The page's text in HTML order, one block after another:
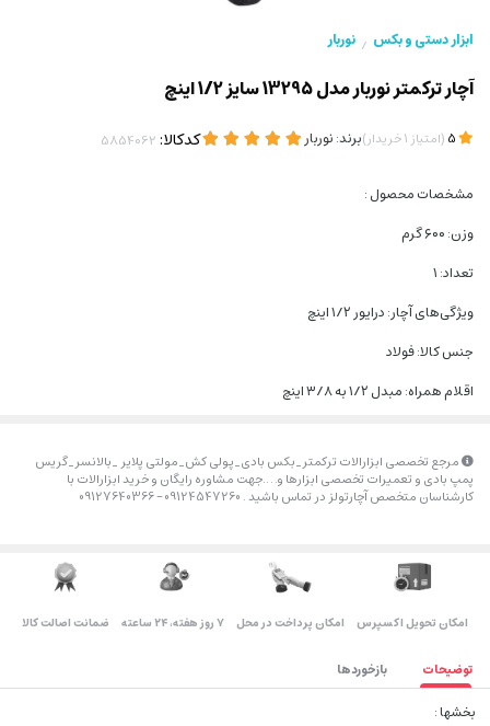
ابزار دستی و بکس / نوربار
آچار ترکمتر نوربار مدل 13295 سایز 1/2 اینچ
(امتیاز 1خریدار)برند:نوربار کدکالا:
مشخصات محصول :
وزن: ۶۰۰ گرم
تعداد: ۱
ویژگی‌های آچار: درایور ۱/۲ اینچ
جنس کالا: فولاد
اقلام همراه: مبدل ۱/۲ به ۳/۸ اینچ
مرجع تخصصی ابزارالات ترکمتر_بکس بادی_پولی کش_مولتی پلایر _بالانسر_گریس
پمپ بادی و تعمیرات تخصصی ابزارها و….جهت مشاوره رایگان و خرید ابزارالات با
کارشناسان متخصص آچارتولز در تماس باشید . 09124547260 – 09127640366
اﻣﮑﺎن ﺗﺤﻮﯾﻞ اﮐﺴﭙﺮس امکان پرداخت در محل ۷ روز ﻫﻔﺘﻪ، ۲۴ ﺳﺎﻋﺘﻪ ضمانت اصالت کالا
توضیحات بازخوردها
بخشها :